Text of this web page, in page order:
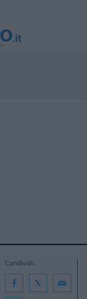
Condividi: